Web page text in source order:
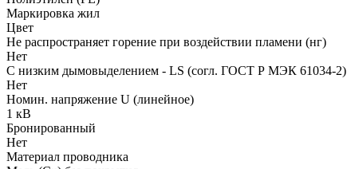
Маркировка жил
Цвет
Не распространяет горение при воздействии пламени (нг)
Нет
С низким дымовыделением - LS (согл. ГОСТ Р МЭК 61034-2)
Нет
Номин. напряжение U (линейное)
1 кВ
Бронированный
Нет
Материал проводника